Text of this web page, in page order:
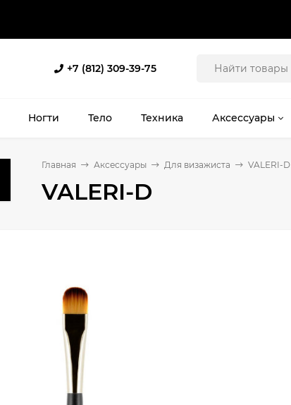
+7 (812) 309-39-75
Ногти Тело Техника Аксессуары
Главная Аксессуары Для визажиста VALERI-D
VALERI-D